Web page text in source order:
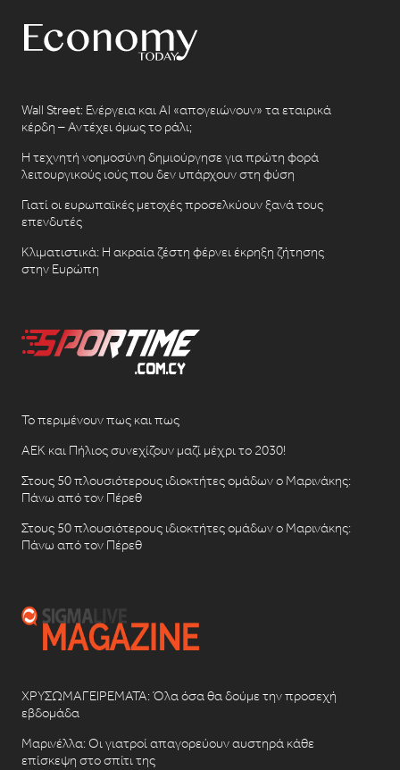
Wall Street: Ενέργεια και AI «απογειώνουν» τα εταιρικά
κέρδη – Αντέχει όμως το ράλι;
Η τεχνητή νοημοσύνη δημιούργησε για πρώτη φορά
λειτουργικούς ιούς που δεν υπάρχουν στη φύση
Γιατί οι ευρωπαϊκές μετοχές προσελκύουν ξανά τους
επενδυτές
Κλιματιστικά: Η ακραία ζέστη φέρνει έκρηξη ζήτησης
στην Ευρώπη
Το περιμένουν πως και πως
ΑΕΚ και Πήλιος συνεχίζουν μαζί μέχρι το 2030!
Στους 50 πλουσιότερους ιδιοκτήτες ομάδων ο Μαρινάκης:
Πάνω από τον Πέρεθ
Στους 50 πλουσιότερους ιδιοκτήτες ομάδων ο Μαρινάκης:
Πάνω από τον Πέρεθ
ΧΡΥΣΩΜΑΓΕΙΡΕΜΑΤΑ: Όλα όσα θα δούμε την προσεχή
εβδομάδα
Μαρινέλλα: Οι γιατροί απαγορεύουν αυστηρά κάθε
επίσκεψη στο σπίτι της